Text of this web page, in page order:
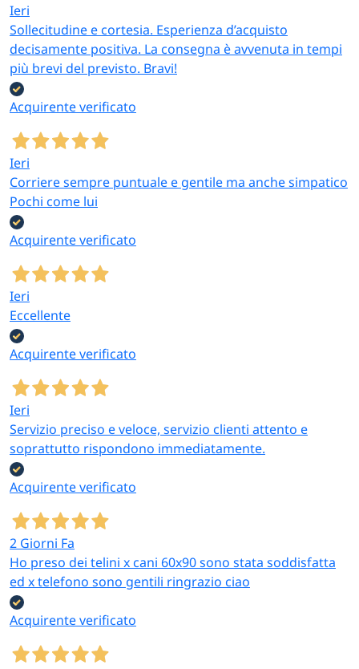
Ieri
Sollecitudine e cortesia. Esperienza d’acquisto
decisamente positiva. La consegna è avvenuta in tempi
più brevi del previsto. Bravi!
Acquirente verificato
Ieri
Corriere sempre puntuale e gentile ma anche simpatico
Pochi come lui
Acquirente verificato
Ieri
Eccellente
Acquirente verificato
Ieri
Servizio preciso e veloce, servizio clienti attento e
soprattutto rispondono immediatamente.
Acquirente verificato
2 Giorni Fa
Ho preso dei telini x cani 60x90 sono stata soddisfatta
ed x telefono sono gentili ringrazio ciao
Acquirente verificato